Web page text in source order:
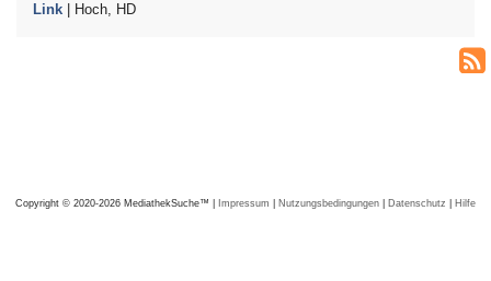
Link | Hoch, HD
Copyright © 2020-2026 MediathekSuche™ | Impressum | Nutzungsbedingungen | Datenschutz | Hilfe